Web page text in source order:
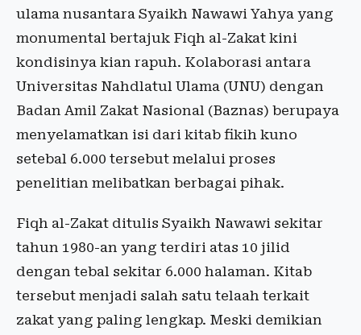
ulama nusantara Syaikh Nawawi Yahya yang
monumental bertajuk Fiqh al-Zakat kini
kondisinya kian rapuh. Kolaborasi antara
Universitas Nahdlatul Ulama (UNU) dengan
Badan Amil Zakat Nasional (Baznas) berupaya
menyelamatkan isi dari kitab fikih kuno
setebal 6.000 tersebut melalui proses
penelitian melibatkan berbagai pihak.
Fiqh al-Zakat ditulis Syaikh Nawawi sekitar
tahun 1980-an yang terdiri atas 10 jilid
dengan tebal sekitar 6.000 halaman. Kitab
tersebut menjadi salah satu telaah terkait
zakat yang paling lengkap. Meski demikian